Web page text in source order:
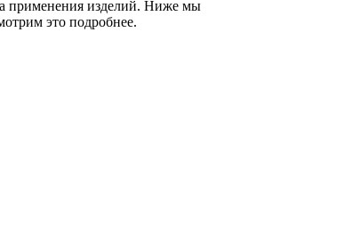
применения изделий. Ниже мы
это подробнее.